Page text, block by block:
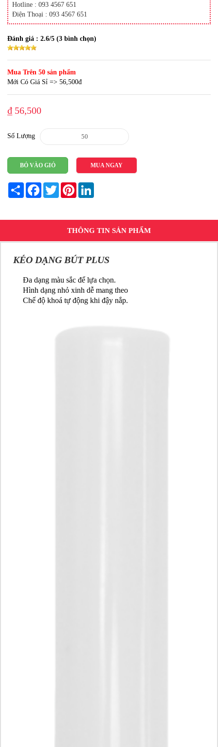
Hotline : 093 4567 651
Điện Thoại : 093 4567 651
Đánh giá : 2.6/5 (3 bình chọn)
Mua Trên 50 sản phẩm
Mới Có Giá Sỉ => 56,500đ
₫ 56,500
Số Lượng
BỎ VÀO GIỎ MUA NGAY
Share FacebookTwitterPinterest
THÔNG TIN SẢN PHẨM
KÉO DẠNG BÚT PLUS
Đa dạng màu sắc để lựa chọn.
Hình dạng nhỏ xinh dễ mang theo
Chế độ khoá tự động khi đậy nắp.